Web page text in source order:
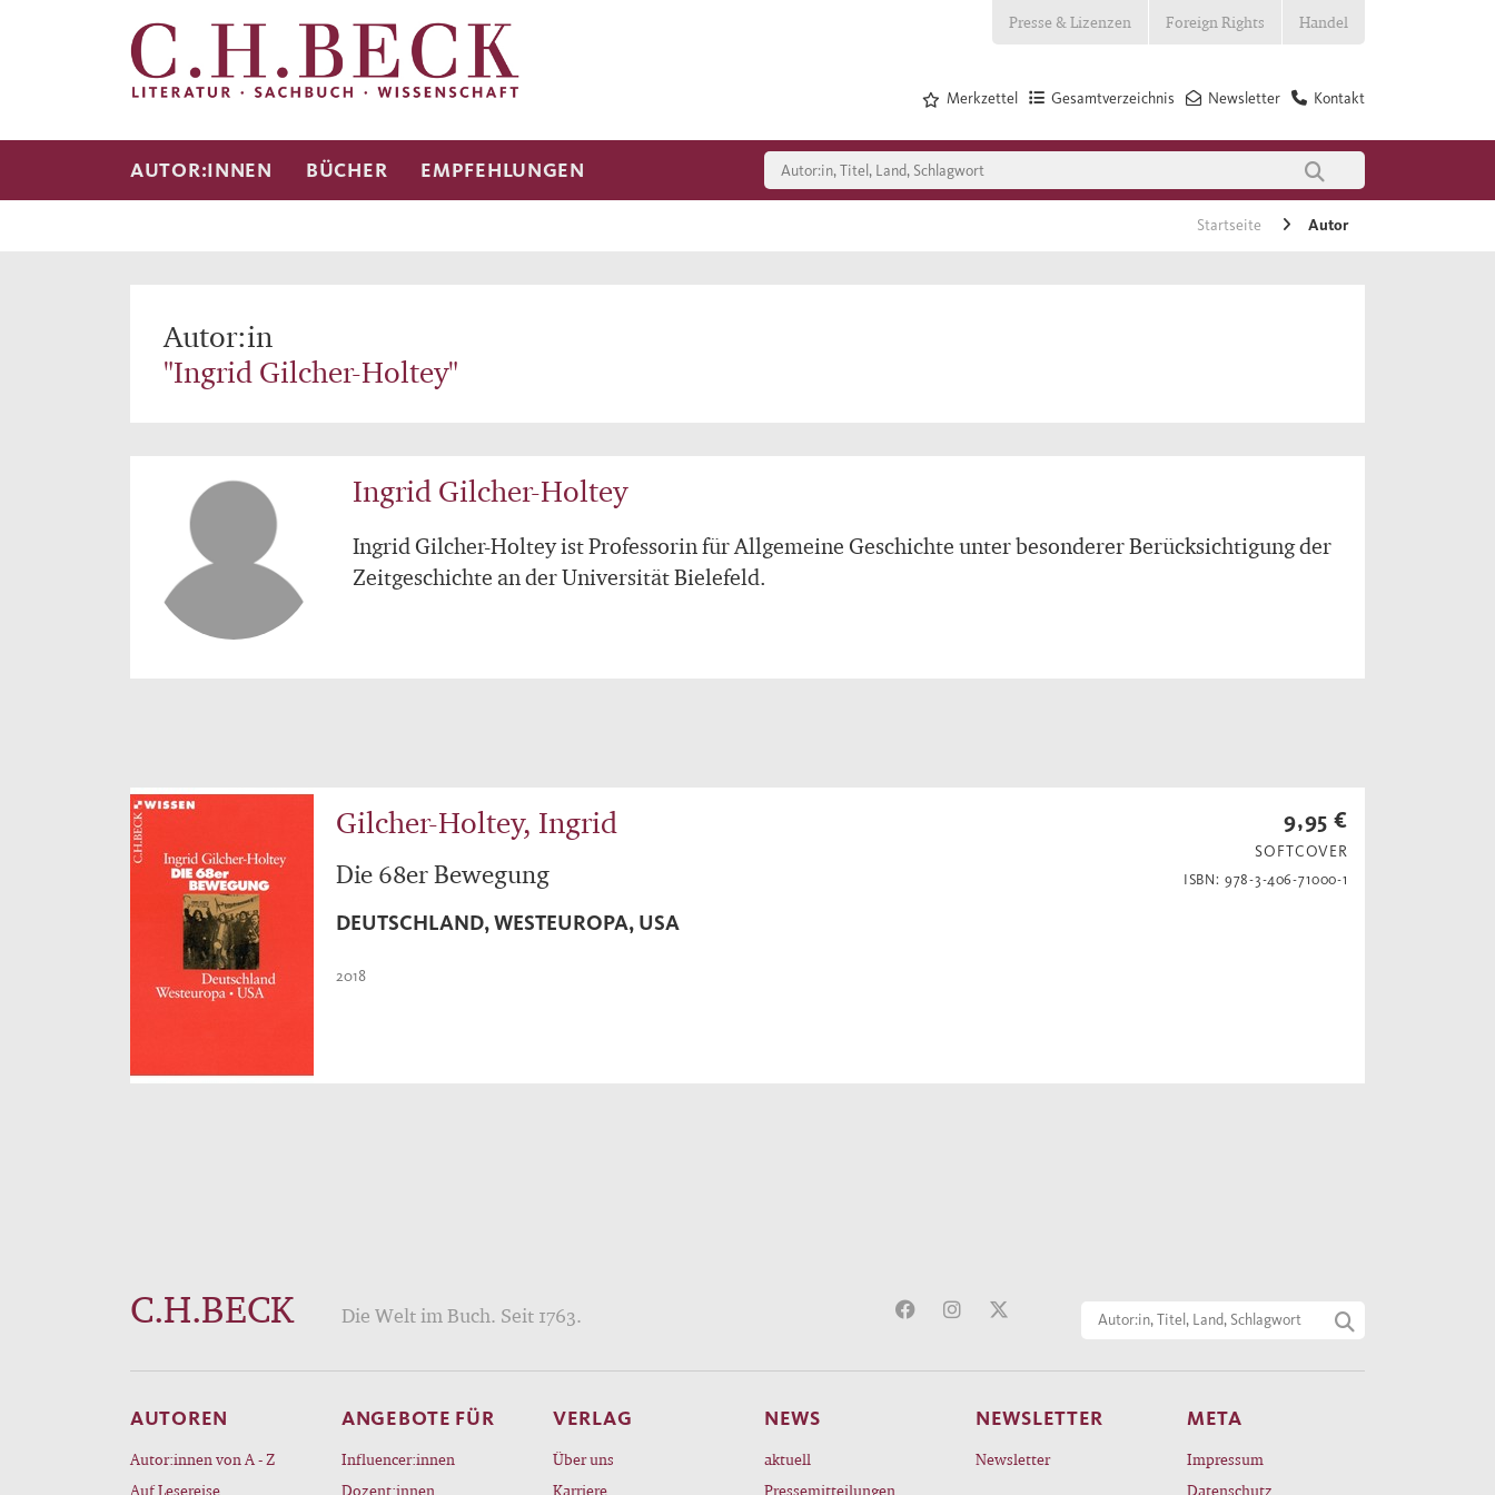
Presse & Lizenzen Foreign Rights Handel
Kontakt
Newsletter
Gesamtverzeichnis
Merkzettel
AUTOR:INNEN BÜCHER EMPFEHLUNGEN
Startseite Autor
Autor:in
"Ingrid Gilcher-Holtey"
Ingrid Gilcher-Holtey
Ingrid Gilcher-Holtey ist Professorin für Allgemeine Geschichte unter besonderer Berücksichtigung der
Zeitgeschichte an der Universität Bielefeld.
Gilcher-Holtey, Ingrid
Die 68er Bewegung
DEUTSCHLAND, WESTEUROPA, USA
2018
9,95 €
SOFTCOVER
ISBN: 978-3-406-71000-1
C.H.BECK Die Welt im Buch. Seit 1763.
AUTOREN
Autor:innen von A - Z
Auf Lesereise
ANGEBOTE FÜR
Influencer:innen
Dozent:innen
VERLAG
Über uns
Karriere
NEWS
aktuell
Pressemitteilungen
NEWSLETTER
Newsletter
META
Impressum
Datenschutz